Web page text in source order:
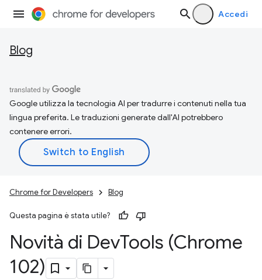
Accedi
Blog
Google utilizza la tecnologia AI per tradurre i contenuti nella tua
lingua preferita. Le traduzioni generate dall'AI potrebbero
contenere errori.
Chrome for Developers Blog
Questa pagina è stata utile?
Novità di DevTools (Chrome
102)